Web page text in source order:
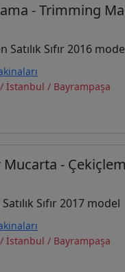
- Trimming
Satılık Sıfır 2016
İstanbul / Bayrampaşa
-
Sıfır 2017 model
İstanbul / Bayrampaşa